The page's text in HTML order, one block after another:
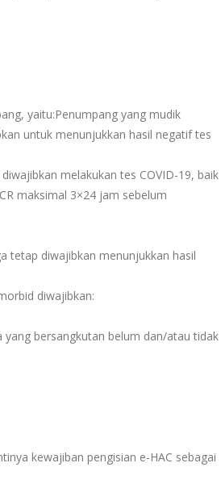
yaitu:Penumpang yang mudik
untuk menunjukkan hasil negatif tes
melakukan tes COVID-19, baik
maksimal 3×24 jam sebelum
tetap diwajibkan menunjukkan hasil
diwajibkan:
bersangkutan belum dan/atau tidak
kewajiban pengisian e-HAC sebagai